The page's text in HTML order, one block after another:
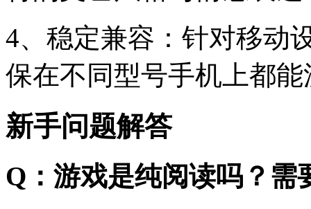
4、稳定兼容：针对移动
保在不同型号手机上都
新手问题解答
Q：游戏是纯阅读吗？需